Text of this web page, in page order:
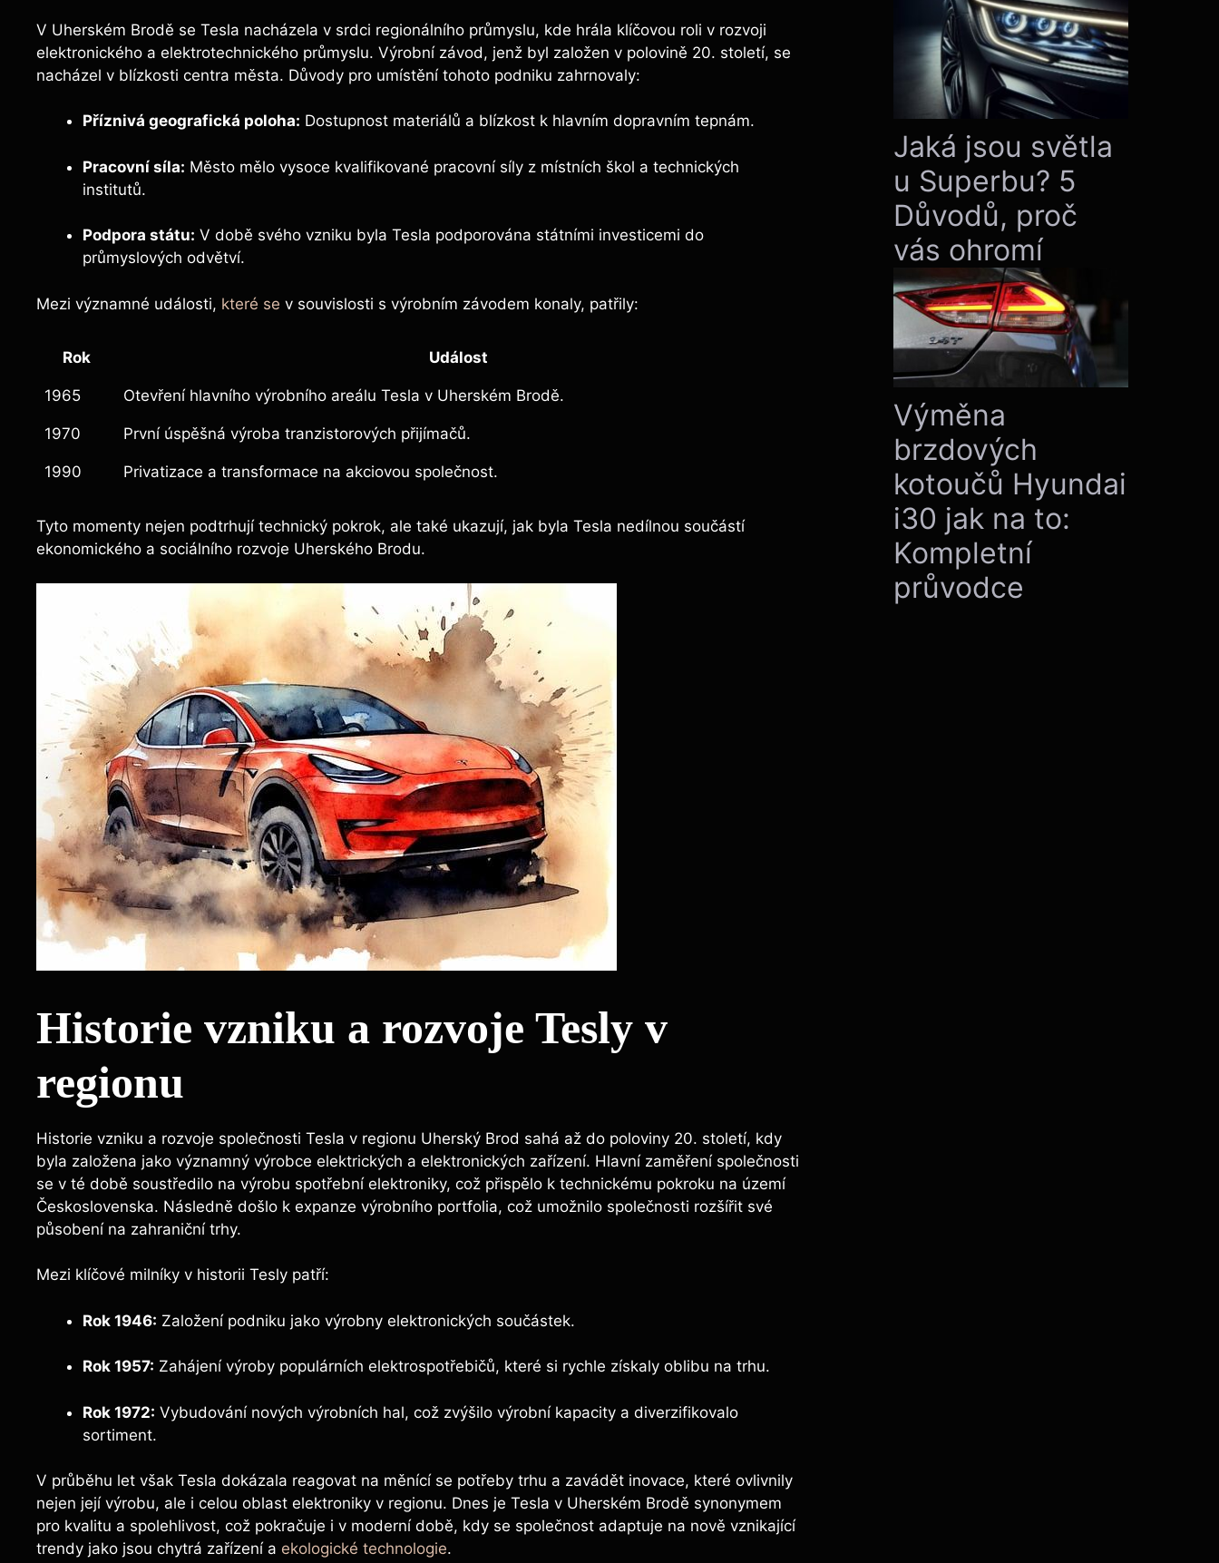
V Uherském Brodě se Tesla nacházela v srdci regionálního průmyslu, kde hrála klíčovou roli v rozvoji
elektronického a elektrotechnického průmyslu. Výrobní závod, jenž byl založen v polovině 20. století, se
nacházel v blízkosti centra města. Důvody pro umístění tohoto podniku zahrnovaly:
Příznivá geografická poloha: Dostupnost materiálů a blízkost k hlavním dopravním tepnám.
Pracovní síla: Město mělo vysoce kvalifikované pracovní síly z místních škol a technických
institutů.
Podpora státu: V době svého vzniku byla Tesla podporována státními investicemi do
průmyslových odvětví.
Mezi významné události, které se v souvislosti s výrobním závodem konaly, patřily:
Rok Událost
1965 Otevření hlavního výrobního areálu Tesla v Uherském Brodě.
1970 První úspěšná výroba tranzistorových přijímačů.
1990 Privatizace a transformace na akciovou společnost.
Tyto momenty nejen podtrhují technický pokrok, ale také ukazují, jak byla Tesla nedílnou součástí
ekonomického a sociálního rozvoje Uherského Brodu.
Historie vzniku a rozvoje Tesly v
regionu
Historie vzniku a rozvoje společnosti Tesla v regionu Uherský Brod sahá až do poloviny 20. století, kdy
byla založena jako významný výrobce elektrických a elektronických zařízení. Hlavní zaměření společnosti
se v té době soustředilo na výrobu spotřební elektroniky, což přispělo k technickému pokroku na území
Československa. Následně došlo k expanze výrobního portfolia, což umožnilo společnosti rozšířit své
působení na zahraniční trhy.
Mezi klíčové milníky v historii Tesly patří:
Rok 1946: Založení podniku jako výrobny elektronických součástek.
Rok 1957: Zahájení výroby populárních elektrospotřebičů, které si rychle získaly oblibu na trhu.
Rok 1972: Vybudování nových výrobních hal, což zvýšilo výrobní kapacity a diverzifikovalo
sortiment.
V průběhu let však Tesla dokázala reagovat na měnící se potřeby trhu a zavádět inovace, které ovlivnily
nejen její výrobu, ale i celou oblast elektroniky v regionu. Dnes je Tesla v Uherském Brodě synonymem
pro kvalitu a spolehlivost, což pokračuje i v moderní době, kdy se společnost adaptuje na nově vznikající
trendy jako jsou chytrá zařízení a ekologické technologie.
Jaká jsou světla
u Superbu? 5
Důvodů, proč
vás ohromí
Výměna
brzdových
kotoučů Hyundai
i30 jak na to:
Kompletní
průvodce